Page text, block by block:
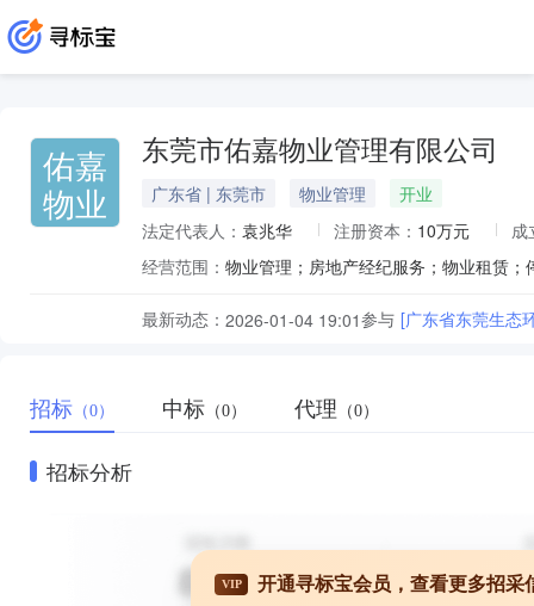
佑嘉
物业
东莞市佑嘉物业管理有限公司
广东省 | 东莞市 物业管理
开业
法定代表人： 袁兆华 注册资本： 10万元
成
经营范围：
最新动态： 2026-01-04 19:01参与 [广东省东莞生态
招标 （0） 中标 （0） 代理 （0）
招标分析
VIP 开通寻标宝会员，查看更多招采